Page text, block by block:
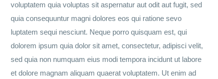
voluptatem quia voluptas sit aspernatur aut odit aut fugit, sed
quia consequuntur magni dolores eos qui ratione sevo
luptatem sequi nesciunt. Neque porro quisquam est, qui
dolorem ipsum quia dolor sit amet, consectetur, adipisci velit,
sed quia non numquam eius modi tempora incidunt ut labore
et dolore magnam aliquam quaerat voluptatem. Ut enim ad